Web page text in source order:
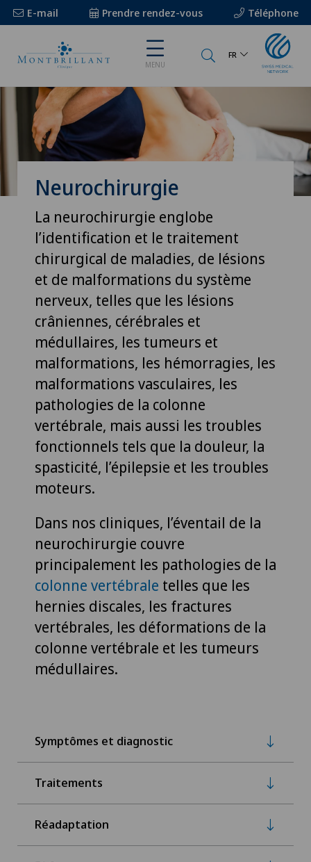
E-mail Prendre rendez-vous Téléphone
MENU
FR
Neurochirurgie
La neurochirurgie englobe
l’identification et le traitement
chirurgical de maladies, de lésions
et de malformations du système
nerveux, telles que les lésions
crâniennes, cérébrales et
médullaires, les tumeurs et
malformations, les hémorragies, les
malformations vasculaires, les
pathologies de la colonne
vertébrale, mais aussi les troubles
fonctionnels tels que la douleur, la
spasticité, l’épilepsie et les troubles
moteurs.
Dans nos cliniques, l’éventail de la
neurochirurgie couvre
principalement les pathologies de la
colonne vertébrale telles que les
hernies discales, les fractures
vertébrales, les déformations de la
colonne vertébrale et les tumeurs
médullaires.
Symptômes et diagnostic
Traitements
Réadaptation